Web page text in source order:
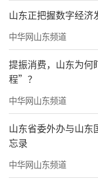
支持；展出的“
列大型养殖装
殖由近岸奔向
号”等海工装备
水平；国际首
G136”、抗乙
医药科技转化
山东“蓝色药
海工装备、渔
山东正把握数字经济
中华网山东频道
提振消费，山东为
程”？
中华网山东频道
山东省委外办与山东
忘录
中华网山东频道